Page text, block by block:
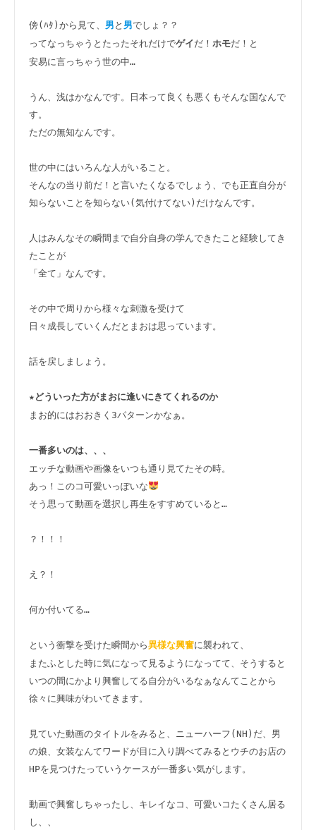
傍(ﾊﾀ)から見て、 男 と 男でしょ？？
ってなっちゃうとたったそれだけでゲイ だ！ ホモだ！と
安易に言っちゃう世の中…
うん、浅はかなんです。日本って良くも悪くもそんな国なんで
す。
ただの無知なんです。
世の中にはいろんな人がいること。
そんなの当り前だ！と言いたくなるでしょう、でも正直自分が
知らないことを知らない(気付けてない)だけなんです。
人はみんなその瞬間まで自分自身の学んできたこと経験してき
たことが
「全て」なんです。
その中で周りから様々な刺激を受けて
日々成長していくんだとまおは思っています。
話を戻しましょう。
★ どういった方がまおに逢いにきてくれるのか
まお的にはおおきく3パターンかなぁ。
一番多いのは、、、
エッチな動画や画像をいつも通り見てたその時。
あっ！このコ可愛いっぽいな
そう思って動画を選択し再生をすすめていると…
？！！！
え？！
何か付いてる…
という衝撃を受けた瞬間から異様な興奮に襲われて、
またふとした時に気になって見るようになってて、そうすると
いつの間にかより興奮してる自分がいるなぁなんてことから
徐々に興味がわいてきます。
見ていた動画のタイトルをみると、ニューハーフ(NH)だ、男
の娘、女装なんてワードが目に入り調べてみるとウチのお店の
HPを見つけたっていうケースが一番多い気がします。
動画で興奮しちゃったし、キレイなコ、可愛いコたくさん居る
し、、